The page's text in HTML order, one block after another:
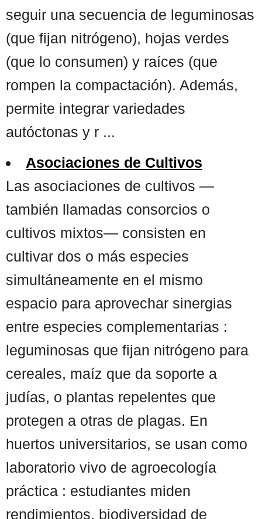
seguir una secuencia de leguminosas
(que fijan nitrógeno), hojas verdes
(que lo consumen) y raíces (que
rompen la compactación). Además,
permite integrar variedades
autóctonas y r ...
Asociaciones de Cultivos
Las asociaciones de cultivos —
también llamadas consorcios o
cultivos mixtos— consisten en
cultivar dos o más especies
simultáneamente en el mismo
espacio para aprovechar sinergias
entre especies complementarias :
leguminosas que fijan nitrógeno para
cereales, maíz que da soporte a
judías, o plantas repelentes que
protegen a otras de plagas. En
huertos universitarios, se usan como
laboratorio vivo de agroecología
práctica : estudiantes miden
rendimientos, biodiversidad de